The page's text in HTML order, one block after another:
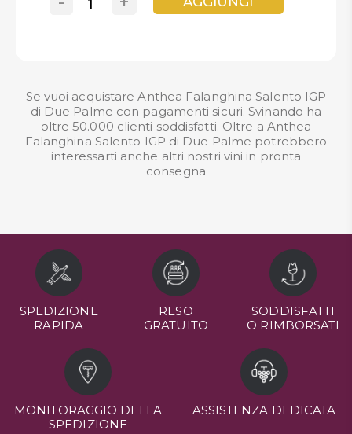
Se vuoi acquistare Anthea Falanghina Salento IGP
di Due Palme con pagamenti sicuri. Svinando ha
oltre 50.000 clienti soddisfatti. Oltre a Anthea
Falanghina Salento IGP di Due Palme potrebbero
interessarti anche altri nostri vini in pronta
consegna
SPEDIZIONE
RAPIDA
RESO
GRATUITO
SODDISFATTI
O RIMBORSATI
MONITORAGGIO DELLA
SPEDIZIONE
ASSISTENZA DEDICATA